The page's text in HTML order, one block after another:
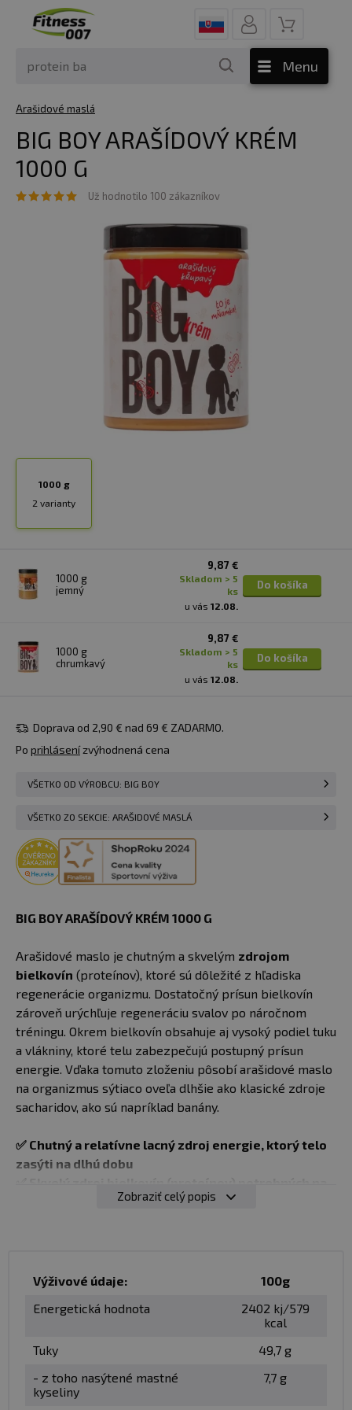
Menu
Arašidové maslá
BIG BOY ARAŠÍDOVÝ KRÉM
1000 G
Už hodnotilo 100 zákazníkov
1000 g
2 varianty
1000 g
jemný
9,87 €
skladom > 5
ks
u vás 12.08.
Do košíka
1000 g
chrumkavý
9,87 €
skladom > 5
ks
u vás 12.08.
Do košíka
Doprava od 2,90 € nad 69 € ZADARMO.
Po prihlásenízvýhodnená cena
VŠETKO OD VÝROBCU: BIG BOY
VŠETKO ZO SEKCIE: ARAŠIDOVÉ MASLÁ
BIG BOY ARAŠÍDOVÝ KRÉM 1000 G
Arašidové maslo je chutným a skvelým zdrojom
bielkovín (proteínov), ktoré sú dôležité z hľadiska
regenerácie organizmu. Dostatočný prísun bielkovín
zároveň urýchľuje regeneráciu svalov po náročnom
tréningu. Okrem bielkovín obsahuje aj vysoký podiel tuku
a vlákniny, ktoré telu zabezpečujú postupný prísun
energie. Vďaka tomuto zloženiu pôsobí arašidové maslo
na organizmus sýtiaco oveľa dlhšie ako klasické zdroje
sacharidov, ako sú napríklad banány.
✅ Chutný a relatívne lacný zdroj energie, ktorý telo
zasýti na dlhú dobu
rýchlu regeneráciu a obnovu svalovej hmoty
inými potravinami
Do kaší, na palacinky alebo len
tak na lyžičke na doplnenie energie.
Balenie: 1000 g
Zobraziť celý popis
Výživové údaje:
100g
Energetická hodnota
2402 kj/579
kcal
Tuky
49,7 g
- z toho nasýtené mastné
kyseliny
7,7 g